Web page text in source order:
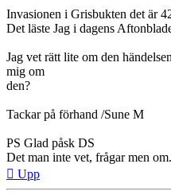
Invasionen i Grisbukten det är
Det läste Jag i dagens
Jag vet rätt lite om den
mig om
den?
Tackar på förhand /Sune M
PS Glad påsk DS
Det man inte vet, frågar men om.
Upp